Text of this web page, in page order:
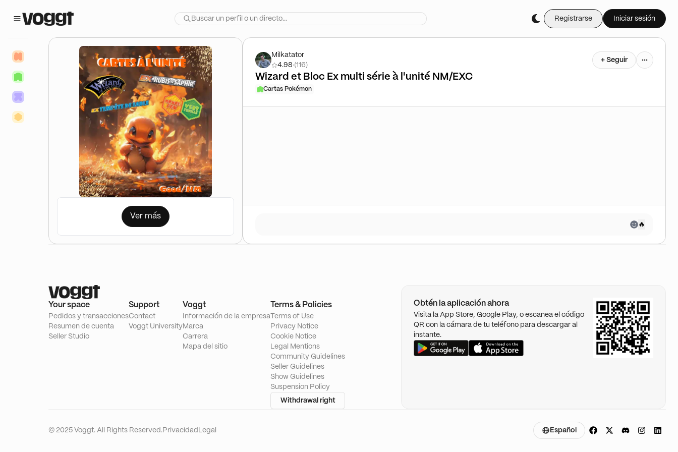
Registrarse Iniciar sesión
Ver más
Milkatator
4.98·(116)
+ Seguir
Wizard et Bloc Ex multi série à l'unité NM/EXC
Cartas Pokémon
🔥
Your space
Pedidos y transacciones
Resumen de cuenta
Seller Studio
Support
Contact
Voggt University
Voggt
Información de la empresa
Marca
Carrera
Mapa del sitio
Terms & Policies
Terms of Use
Privacy Notice
Cookie Notice
Legal Mentions
Community Guidelines
Seller Guidelines
Show Guidelines
Suspension Policy
Withdrawal right
Obtén la aplicación ahora
Visita la App Store, Google Play, o escanea el código
QR con la cámara de tu teléfono para descargar al
instante.
© 2025 Voggt. All Rights Reserved. Privacidad Legal Español